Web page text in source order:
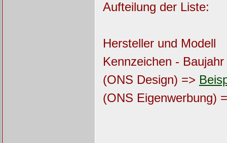
Aufteilung der Liste:
Hersteller und Modell
Kennzeichen -
(ONS Design) =>
(ONS Eigenwerbung)